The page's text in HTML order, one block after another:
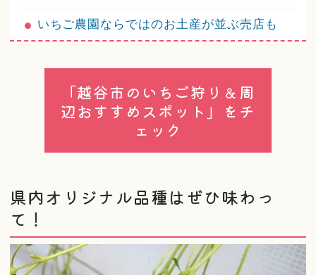
いちご農園ならではのお土産が並ぶ売店も
「越谷市のいちご狩り＆周
辺おすすめスポット」をチ
ェック
県内オリジナル品種はぜひ味わっ
て！